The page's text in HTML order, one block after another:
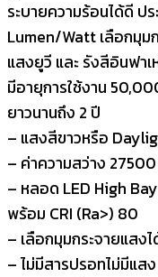
ระบายความร้อนได้ดี ป
Lumen/Watt เลือกมุม
แสงยูวี และ รังสีอินฟา
มีอายุการใช้งาน
ยาวนานถึง 2 ปี
– แสงสีขาวหรือ
– ค่าความสว่าง
– หลอด LED High Bay
พร้อม CRI (Ra>) 80
– เลือกมุมกระจายแสง
– ไม่มีสารปรอทไม่มีแส